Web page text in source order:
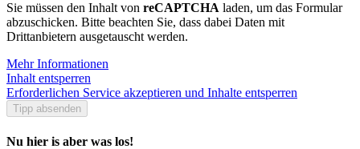
Sie müssen den Inhalt von reCAPTCHA laden, um das Formular
abzuschicken. Bitte beachten Sie, dass dabei Daten mit
Drittanbietern ausgetauscht werden.
Mehr Informationen
Inhalt entsperren
Erforderlichen Service akzeptieren und Inhalte entsperren
Tipp absenden
Nu hier is aber was los!